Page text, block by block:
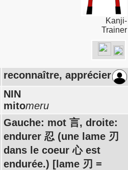
Kanji-
Trainer
reconnaître, apprécier
NIN
mitomeru
Gauche: mot 言, droite:
endurer 忍 (une lame 刃
dans le coeur 心 est
endurée.) [lame 刃 =